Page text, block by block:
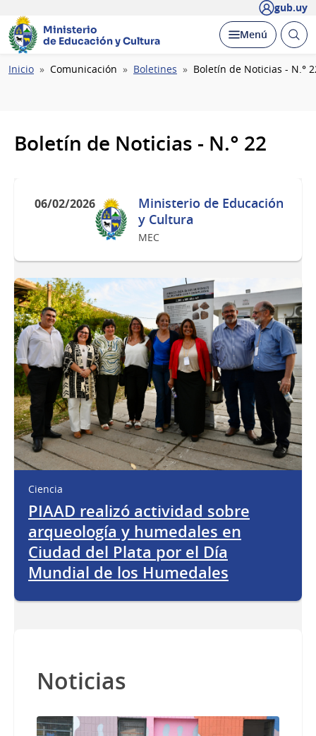
gub.uy
Ministerio
de Educación y Cultura
Desplegar
Menú Abrir
Ruta
Inicio Comunicación Boletines Boletín de Noticias - N.°
Boletín de Noticias - N.° 22
06/02/2026
Ministerio de Educación
y Cultura
MEC
Ciencia
PIAAD realizó actividad sobre
arqueología y humedales en
Ciudad del Plata por el Día
Mundial de los Humedales
Noticias